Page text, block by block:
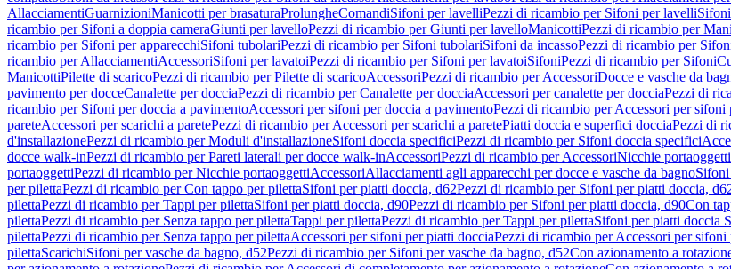
AllacciamentiGuarnizioniManicotti per brasaturaProlungheComandiSifoni per lavelliPezzi di ricambio per Sifoni per lavelli
ricambio per Sifoni a doppia cameraGiunti per lavelloPezzi di ricambio per Giunti per lavelloManicottiPezzi di ricambio per
ricambio per Sifoni per apparecchiSifoni tubolariPezzi di ricambio per Sifoni tubolariSifoni da incassoPezzi di ricambio per
ricambio per AllacciamentiAccessoriSifoni per lavatoiPezzi di ricambio per Sifoni per lavatoiSifoniPezzi di ricambio per Sifoni
ManicottiPilette di scaricoPezzi di ricambio per Pilette di scaricoAccessoriPezzi di ricambio per AccessoriDocce e vasche da
pavimento per docceCanalette per docciaPezzi di ricambio per Canalette per docciaAccessori per canalette per docciaPezzi di
ricambio per Sifoni per doccia a pavimentoAccessori per sifoni per doccia a pavimentoPezzi di ricambio per Accessori per sifoni
pareteAccessori per scarichi a paretePezzi di ricambio per Accessori per scarichi a paretePiatti doccia e superfici docciaPezzi di
d'installazionePezzi di ricambio per Moduli d'installazioneSifoni doccia specificiPezzi di ricambio per Sifoni doccia specifici
docce walk-inPezzi di ricambio per Pareti laterali per docce walk-inAccessoriPezzi di ricambio per AccessoriNicchie
portaoggettiPezzi di ricambio per Nicchie portaoggettiAccessoriAllacciamenti agli apparecchi per docce e vasche da bagno
per pilettaPezzi di ricambio per Con tappo per pilettaSifoni per piatti doccia, d62Pezzi di ricambio per Sifoni per piatti doccia,
pilettaPezzi di ricambio per Tappi per pilettaSifoni per piatti doccia, d90Pezzi di ricambio per Sifoni per piatti doccia, d90Con
pilettaPezzi di ricambio per Senza tappo per pilettaTappi per pilettaPezzi di ricambio per Tappi per pilettaSifoni per piatti doccia
pilettaPezzi di ricambio per Senza tappo per pilettaAccessori per sifoni per piatti docciaPezzi di ricambio per Accessori per sifoni
pilettaScarichiSifoni per vasche da bagno, d52Pezzi di ricambio per Sifoni per vasche da bagno, d52Con azionamento a